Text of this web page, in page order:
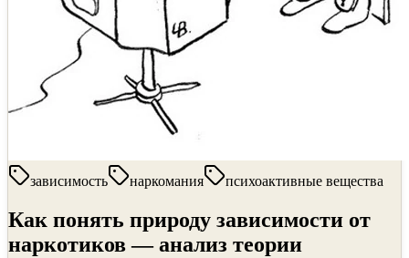
зависимость наркомания психоактивные вещества
Как понять природу зависимости от
наркотиков — анализ теории